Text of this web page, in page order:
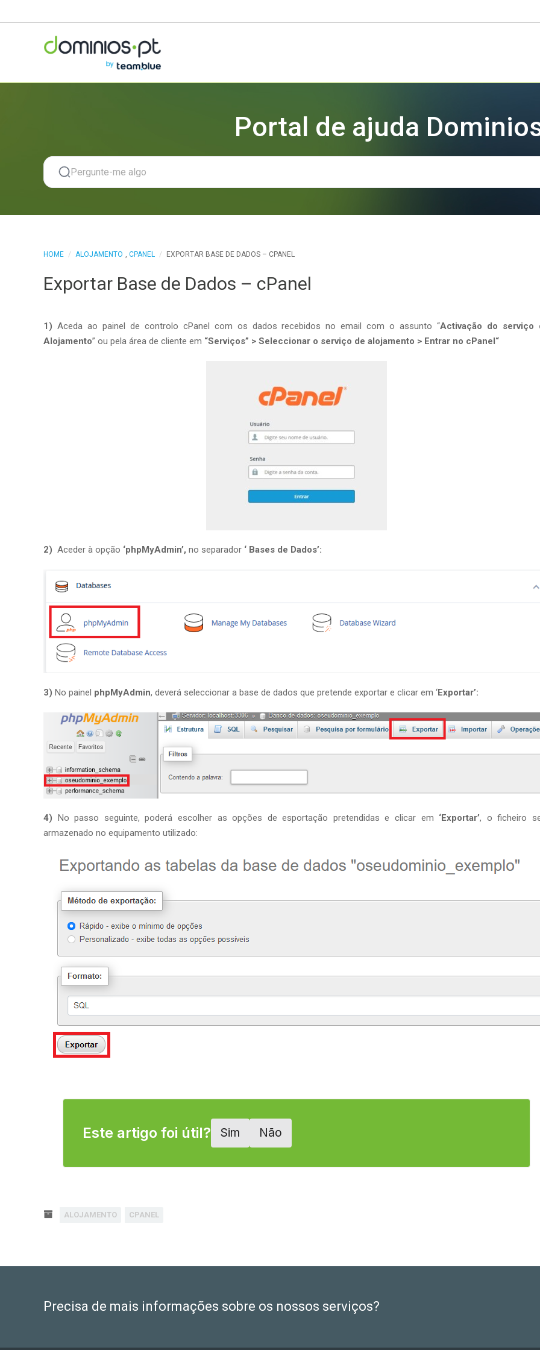
Portal de ajuda
HOME / ALOJAMENTO , CPANEL / EXPORTAR BASE DE DADOS – CPANEL
Exportar Base de Dados – cPanel
1) Aceda ao painel de controlo cPanel com os dados recebidos no email com o assunto “Activação do serviço
Alojamento” ou pela área de cliente em “Serviços” > Seleccionar o serviço de alojamento > Entrar no cPanel“
2) Aceder à opção ‘phpMyAdmin’, no separador ‘ Bases de Dados’:
3) No painel phpMyAdmin, deverá seleccionar a base de dados que pretende exportar e clicar em ‘Exportar’:
4) No passo seguinte, poderá escolher as opções de esportação pretendidas e clicar em ‘Exportar’, o ficheiro
armazenado no equipamento utilizado:
Este artigo foi útil? Sim Não
ALOJAMENTO CPANEL
Precisa de mais informações sobre os nossos serviços?